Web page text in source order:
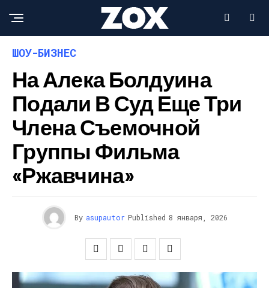
ШОУ-БИЗНЕС
На Алека Болдуина
Подали В Суд Еще Три
Члена Съемочной
Группы Фильма
«Ржавчина»
By asupautor Published 8 января, 2026